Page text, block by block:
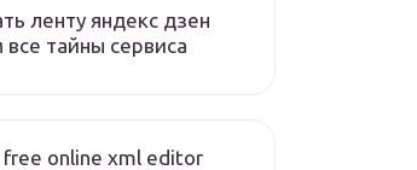
ленту яндекс дзен
тайны сервиса
free online xml editor